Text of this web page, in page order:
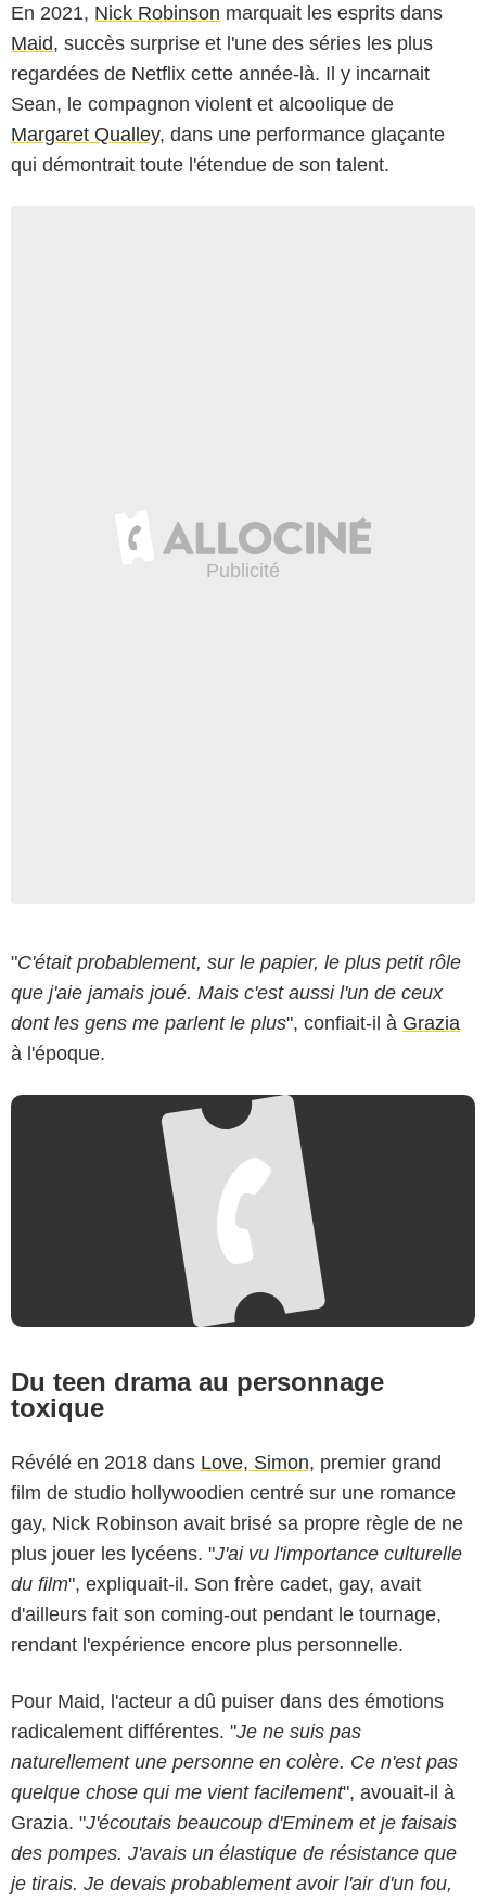
En 2021, Nick Robinson marquait les esprits dans
Maid, succès surprise et l'une des séries les plus
regardées de Netflix cette année-là. Il y incarnait
Sean, le compagnon violent et alcoolique de
Margaret Qualley, dans une performance glaçante
qui démontrait toute l'étendue de son talent.
"C'était probablement, sur le papier, le plus petit rôle
que j'aie jamais joué. Mais c'est aussi l'un de ceux
dont les gens me parlent le plus", confiait-il à Grazia
à l'époque.
Du teen drama au personnage
toxique
Révélé en 2018 dans Love, Simon, premier grand
film de studio hollywoodien centré sur une romance
gay, Nick Robinson avait brisé sa propre règle de ne
plus jouer les lycéens. "J'ai vu l'importance culturelle
du film", expliquait-il. Son frère cadet, gay, avait
d'ailleurs fait son coming-out pendant le tournage,
rendant l'expérience encore plus personnelle.
Pour Maid, l'acteur a dû puiser dans des émotions
radicalement différentes. "Je ne suis pas
naturellement une personne en colère. Ce n'est pas
quelque chose qui me vient facilement", avouait-il à
Grazia. "J'écoutais beaucoup d'Eminem et je faisais
des pompes. J'avais un élastique de résistance que
je tirais. Je devais probablement avoir l'air d'un fou,